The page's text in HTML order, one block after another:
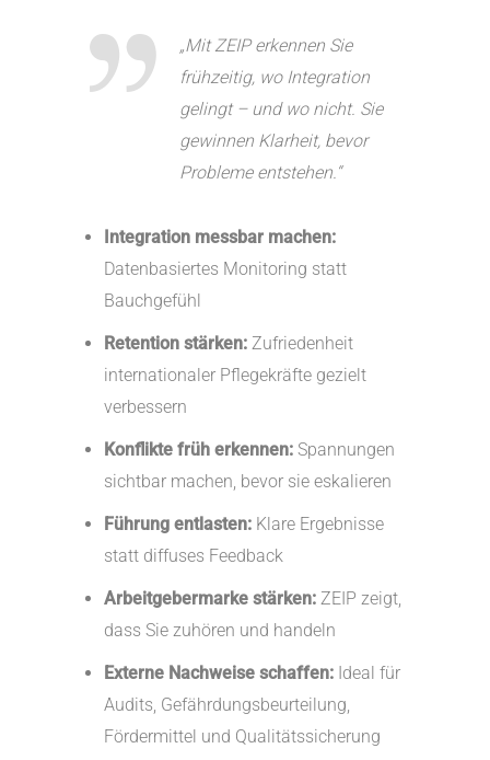
„Mit ZEIP erkennen Sie
frühzeitig, wo Integration
gelingt – und wo nicht. Sie
gewinnen Klarheit, bevor
Probleme entstehen.“
Integration messbar machen:
Datenbasiertes Monitoring statt
Bauchgefühl
Retention stärken:Zufriedenheit
internationaler Pflegekräfte gezielt
verbessern
Konflikte früh erkennen:Spannungen
sichtbar machen, bevor sie eskalieren
Führung entlasten:Klare Ergebnisse
statt diffuses Feedback
Arbeitgebermarke stärken:ZEIP zeigt,
dass Sie zuhören und handeln
Externe Nachweise schaffen:Ideal für
Audits, Gefährdungsbeurteilung,
Fördermittel und Qualitätssicherung